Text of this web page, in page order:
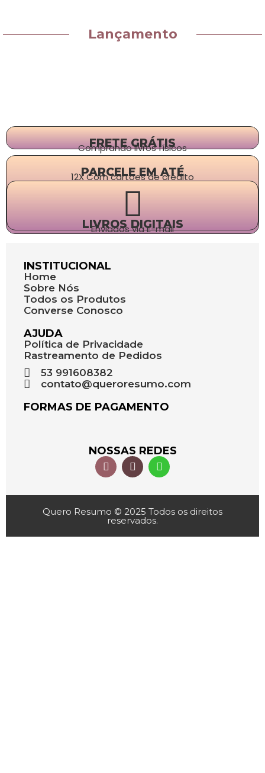
Lançamento
FRETE GRÁTIS
Comprando livros físicos
PARCELE EM ATÉ
12X Com cartões de crédito
LIVROS DIGITAIS
Enviados via E-mail
INSTITUCIONAL
Home
Sobre Nós
Todos os Produtos
Converse Conosco
AJUDA
Política de Privacidade
Rastreamento de Pedidos
53 991608382
contato@queroresumo.com
FORMAS DE PAGAMENTO
NOSSAS REDES
Quero Resumo © 2025 Todos os direitos
reservados.